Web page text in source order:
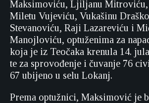
Maksimoviću, Ljiljanu Mitroviću,
Miletu Vujeviću, Vukašinu
Stevanoviću, Raji Lazareviću i
Manojloviću, optuženima za
koja je iz Teočaka krenula 14.
te za sprovođenje i čuvanje 76
67 ubijeno u selu Lokanj.
Prema optužnici, Maksimović je